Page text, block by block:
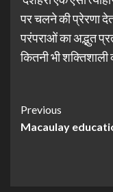
पर चलने की प्रेरणा
परंपराओं का अद्भुत
कितनी भी शक्तिशाली
Previous
Macaulay